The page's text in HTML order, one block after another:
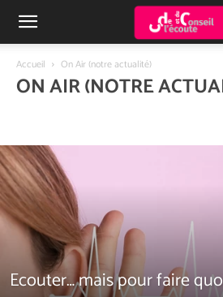
Accueil On Air (notre actualité)
ON AIR (NOTRE
Ecouter… mais pour faire